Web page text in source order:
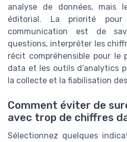
analyse de données,
éditorial. La priorité
communication est de
questions, interpréter les
récit compréhensible pour le
data et les outils d’analytics
la collecte et la fiabilisation
Comment éviter de
avec trop de chiffres
Sélectionnez quelques